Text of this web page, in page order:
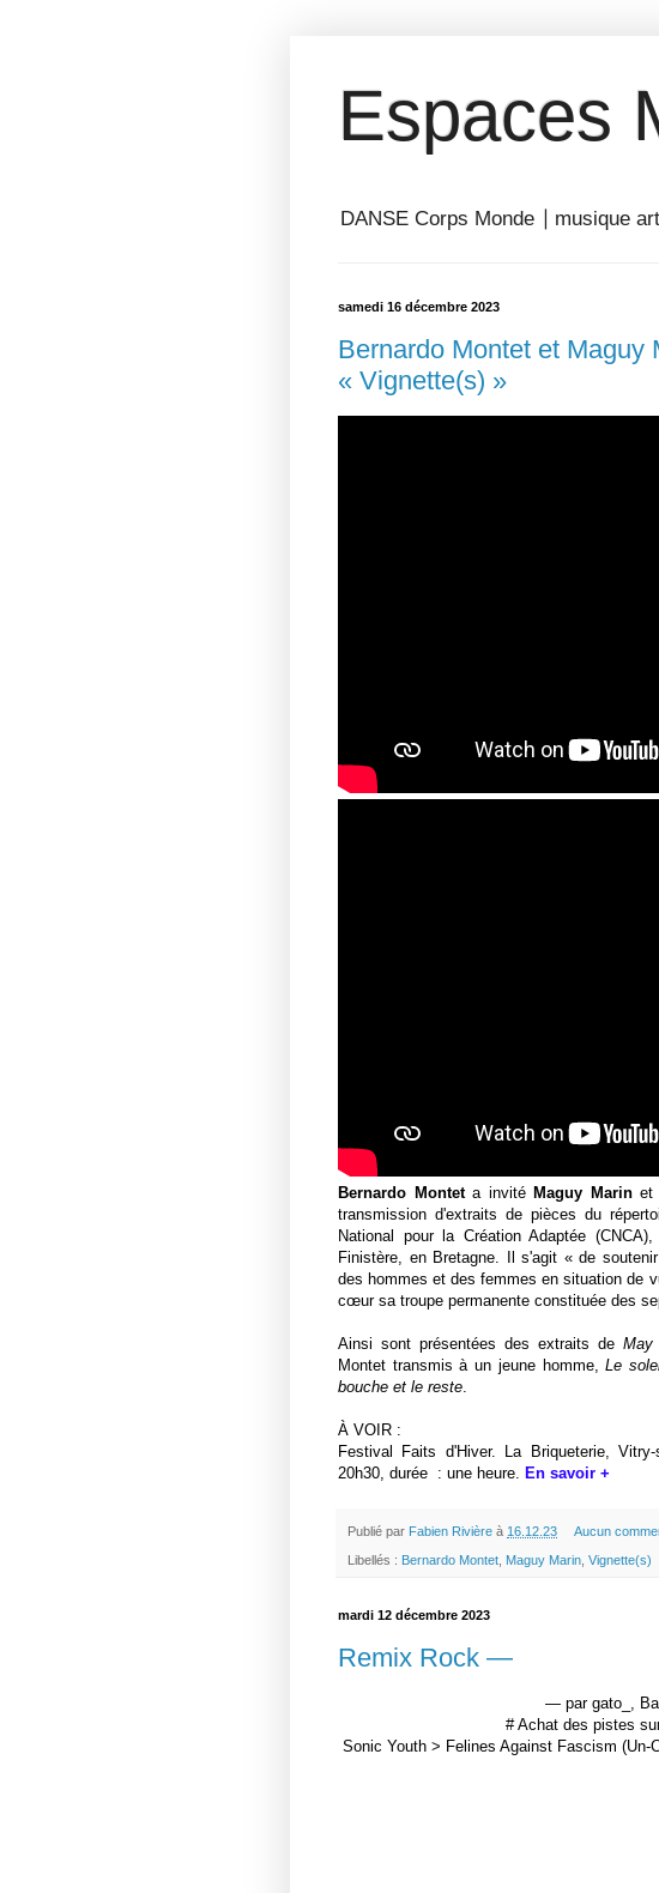
Espaces
DANSE Corps Monde ⎥ musique
samedi 16 décembre 2023
Bernardo Montet et Maguy
« Vignette(s) »
Bernardo Monteta invité Maguy Marinet
transmission d'extraits de pièces du
National pour la Création Adaptée
Finistère, en Bretagne. Il s'agit « de
des hommes et des femmes en situation de
cœur sa troupe permanente constituée des
Ainsi sont présentées des extraits de May
Montet transmis à un jeune homme,Le
bouche et le reste.
À VOIR :
Festival Faits d'Hiver. La Briqueterie,
20h30, durée : une heure. En savoir +
Publié par Fabien Rivière à 16.12.23 Aucun
Libellés : Bernardo Montet, Maguy Marin, Vignette(s)
mardi 12 décembre 2023
Remix Rock —
— par gato_,
# Achat des pistes
Sonic Youth > Felines Against Fascism (Un​-​